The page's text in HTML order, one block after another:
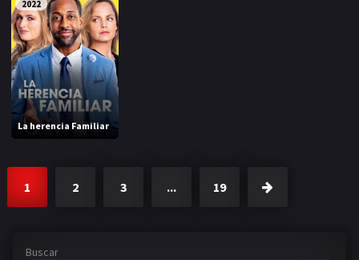
2022
La herencia Familiar
1 2 3 ... 19
Buscar